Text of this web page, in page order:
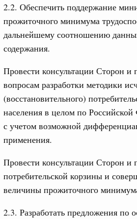
2.2. Обеспечить поддержание
прожиточного минимума
дальнейшему соотношению
содержания.
Провести консультации Сторон и
вопросам разработки методики
(восстановительного)
населения в целом по
с учетом возможной
применения.
Провести консультации Сторон и
потребительской корзины и
величины прожиточного
2.3. Разработать предложения по